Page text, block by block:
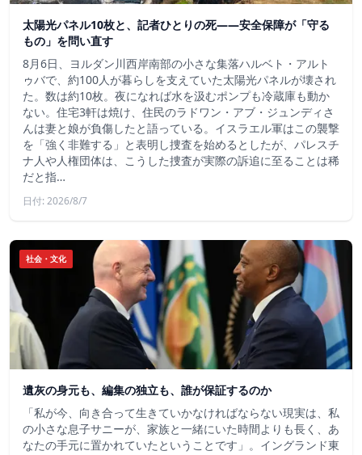
太陽光パネル10枚と、記者ひとりの死——安全保障が「守る
もの」を問い直す
8月6日、ヨルダン川西岸南部の小さな集落ハルベト・アルト
ゥバで、約100人が暮らしを支えていた太陽光パネルが壊され
た。数は約10枚。夜になれば水を汲むポンプも冷蔵庫も動か
ない。住宅3軒は焼け、住民のラドワン・アブ・ジュンディさ
んは妻と娘が負傷したと語っている。イスラエル軍はこの襲撃
を「強く非難する」と表明し捜査を始めるとしたが、パレスチ
ナ人や人権団体は、こうした捜査が実際の訴追に至ることは稀
だと指…
日付: 2026/8/7
社会・文化
遺灰の身元も、編集の独立も、誰が保証するのか
「私が今、向き合って生きていかなければならない現実は、私
の小さな息子サニーが、家族と一緒にいた時間よりも長く、あ
なたの手元に置かれていたということです」。イングランド東